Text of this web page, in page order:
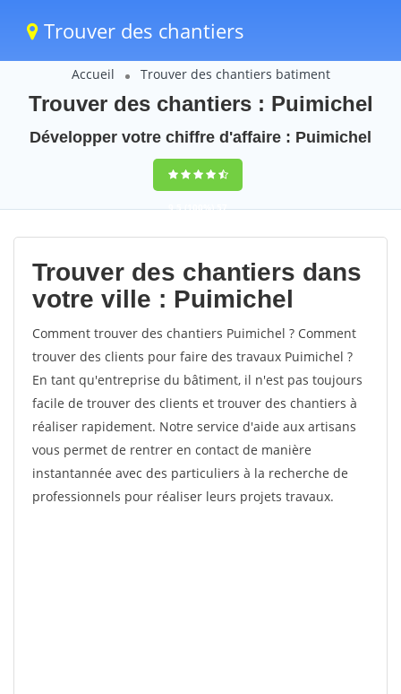
Trouver des chantiers
Accueil Trouver des chantiers batiment
Trouver des chantiers : Puimichel
Développer votre chiffre d'affaire : Puimichel
9,5(100%)57
votes
Trouver des chantiers dans
votre ville : Puimichel
Comment trouver des chantiers Puimichel ? Comment
trouver des clients pour faire des travaux Puimichel ?
En tant qu'entreprise du bâtiment, il n'est pas toujours
facile de trouver des clients et trouver des chantiers à
réaliser rapidement. Notre service d'aide aux artisans
vous permet de rentrer en contact de manière
instantannée avec des particuliers à la recherche de
professionnels pour réaliser leurs projets travaux.